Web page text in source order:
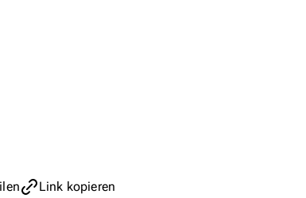
Link kopieren